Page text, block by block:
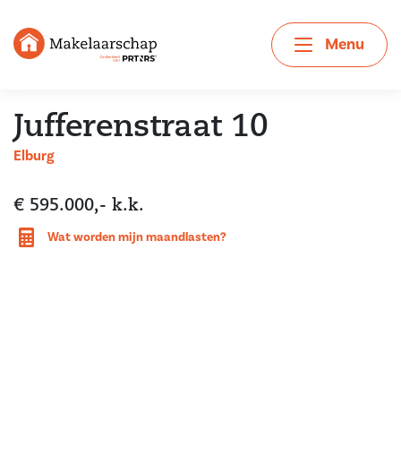
Menu
Jufferenstraat 10
Elburg
€ 595.000,- k.k.
Wat worden mijn maandlasten?